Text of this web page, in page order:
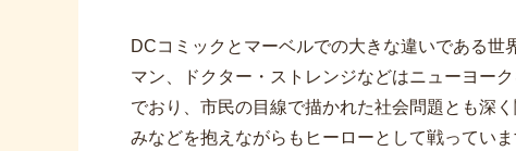
DCコミックとマーベルでの大きな違いである
マン、ドクター・ストレンジなどはニューヨー
でおり、市民の目線で描かれた社会問題とも深
みなどを抱えながらもヒーローとして戦ってい